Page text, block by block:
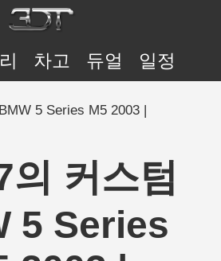
차고 듀얼 일정
5 Series M5 2003 |
의 커스텀
5 Series